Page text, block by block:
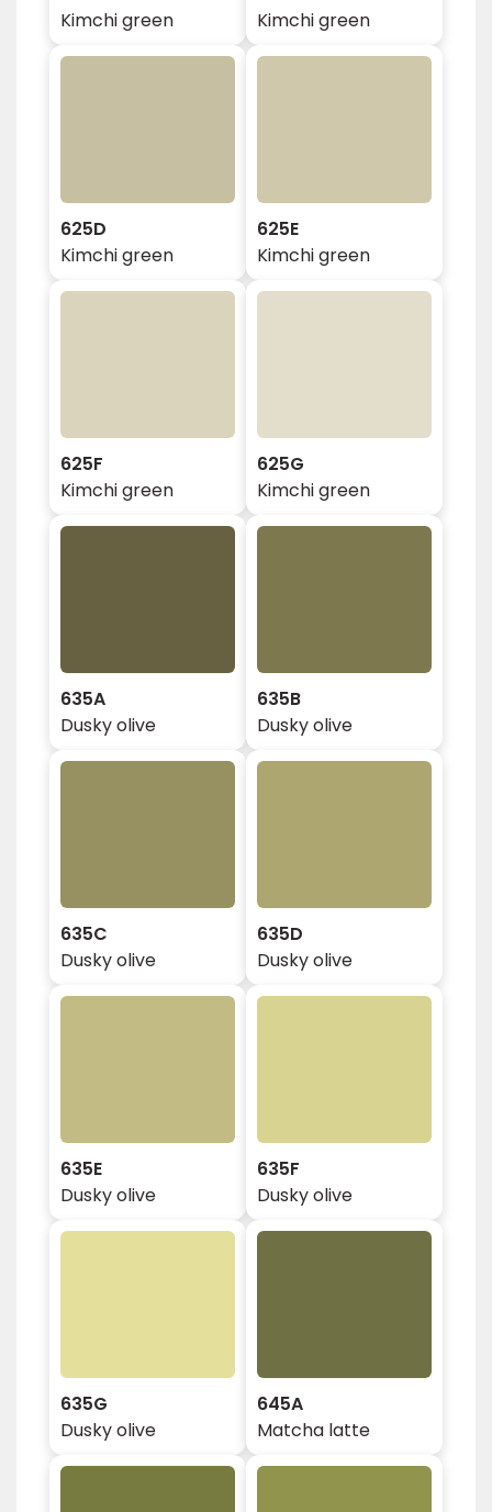
Kimchi green
Kimchi green
625D
Kimchi green
625E
Kimchi green
625F
Kimchi green
625G
Kimchi green
635A
Dusky olive
635B
Dusky olive
635C
Dusky olive
635D
Dusky olive
635E
Dusky olive
635F
Dusky olive
635G
Dusky olive
645A
Matcha latte